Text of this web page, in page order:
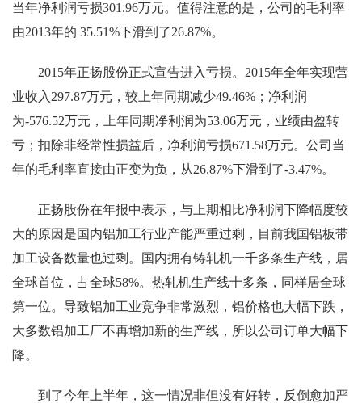
当年净利润亏损301.96万元。值得注意的是，公司的毛利率
由2013年的 35.51%下滑到了26.87%。
2015年正扬股份正式宣告进入亏损。2015年全年实现营
业收入297.87万元，较上年同期减少49.46%；净利润
为-576.52万元，上年同期净利润为53.06万元，业绩由盈转
亏；扣除非经常性损益后，净利润亏损671.58万元。公司当
年的毛利率直接由正变为负，从26.87%下滑到了-3.47%。
正扬股份在年报中表示，与上期相比净利润下降幅度较
大的原因是国内铝加工行业产能严重过剩，目前我国铝板带
加工设备数量也过剩。国内拥有铸轧机一千多条生产线，居
全球首位，占全球58%。热轧机生产线十多条，同样居全球
第一位。导致铝加工业竞争非常激烈，铝价格也大幅下跌，
大多数铝加工厂不再增加新的生产线，所以公司订单大幅下
降。
到了今年上半年，这一情况非但没有好转，反倒愈加严